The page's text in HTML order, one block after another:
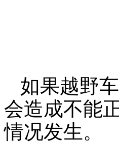
如果越野
会造成不能
情况发生。